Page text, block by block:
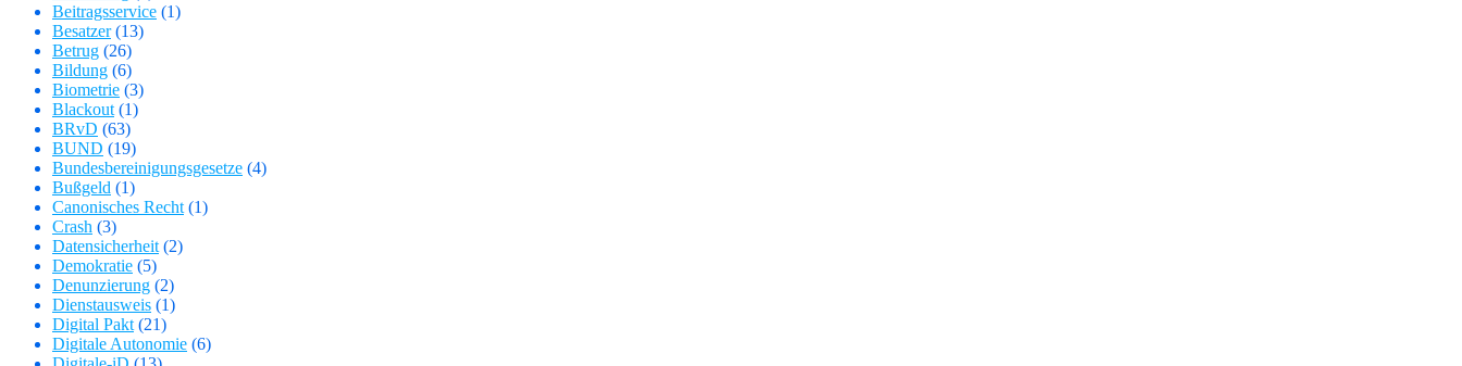
Beitragsservice (1)
Besatzer(13)
Betrug (26)
Bildung (6)
Biometrie (3)
Blackout (1)
BRvD (63)
BUND (19)
Bundesbereinigungsgesetze (4)
Bußgeld (1)
Canonisches Recht (1)
Crash (3)
Datensicherheit (2)
Demokratie (5)
Denunzierung (2)
Dienstausweis (1)
Digital Pakt (21)
Digitale Autonomie (6)